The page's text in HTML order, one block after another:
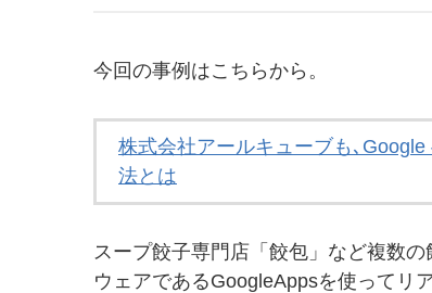
今回の事例はこちらから。
株式会社アールキューブも､
法とは
スープ餃子専門店「餃包」など複数
ウェアであるGoogleAppsを使ってリ